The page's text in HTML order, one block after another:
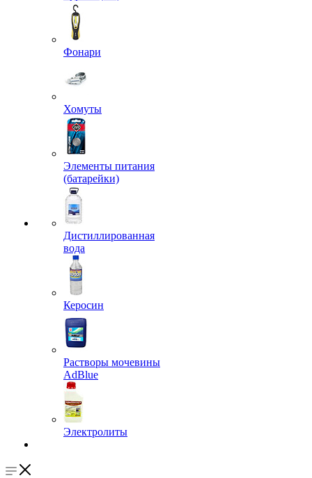
Фонари
Хомуты
Элементы питания
(батарейки)
Дистиллированная
вода
Керосин
Растворы мочевины
AdBlue
Электролиты